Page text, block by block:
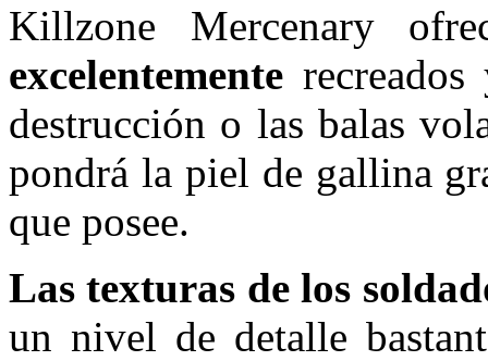
Killzone Mercenary
excelentemente
destrucción o las balas
pondrá la piel de gallina
que posee.
Las texturas de los
un nivel de detalle